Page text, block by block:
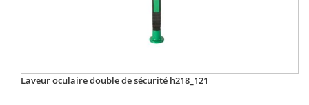
Laveur oculaire double de sécurité h218_121